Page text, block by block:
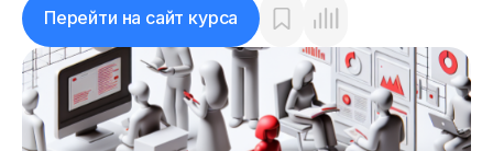
Перейти на сайт курса